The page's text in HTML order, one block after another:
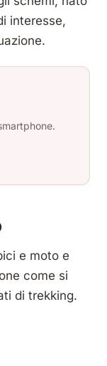
interesse,
e moto e
come si
di trekking.